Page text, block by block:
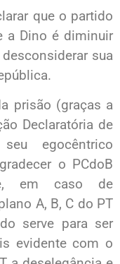
que o partido
a Dino é diminuir
sua
prisão (graças a
Declaratória de
egocêntrico
o PCdoB
e, em caso de
A, B, C do PT
serve para ser
evidente com o